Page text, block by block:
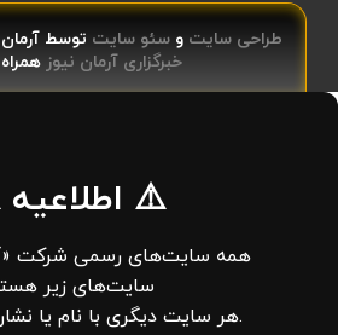
طراحی سایت وسئو سایت توسط آرمان
خبرگزاری آرمان نیوز
⚠️
همه سایت‌های رسمی شرکت
سایت‌های زیر
.هر سایت دیگری با نام یا